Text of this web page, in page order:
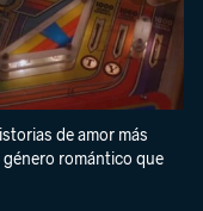
de amor más
romántico que